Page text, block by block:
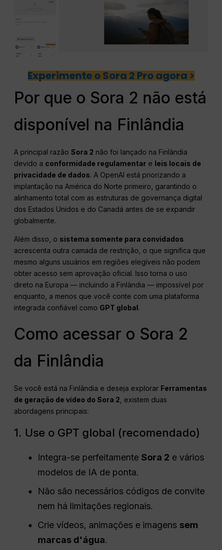
Experimente o Sora 2 Pro agora >
Por que o Sora 2 não está
disponível na Finlândia
A principal razãoSora 2 não foi lançado na Finlândia
devido a conformidade regulamentar e leis locais de
privacidade de dados. A OpenAI está priorizando a
implantação na América do Norte primeiro, garantindo o
alinhamento total com as estruturas de governança digital
dos Estados Unidos e do Canadá antes de se expandir
globalmente.
Além disso, o sistema somente para convidados
acrescenta outra camada de restrição, o que significa que
mesmo alguns usuários em regiões elegíveis não podem
obter acesso sem aprovação oficial. Isso torna o uso
direto na Europa — incluindo a Finlândia — impossível por
enquanto, a menos que você conte com uma plataforma
integrada confiável como GPT global.
Como acessar o Sora 2
da Finlândia
Se você está na Finlândia e deseja explorar Ferramentas
de geração de vídeo do Sora 2 , existem duas
abordagens principais:
1. Use o GPT global (recomendado)
Integra-se perfeitamenteSora 2 e vários
modelos de IA de ponta.
Não são necessários códigos de convite
nem há limitações regionais.
Crie vídeos, animações e imagens sem
marcas d'água.